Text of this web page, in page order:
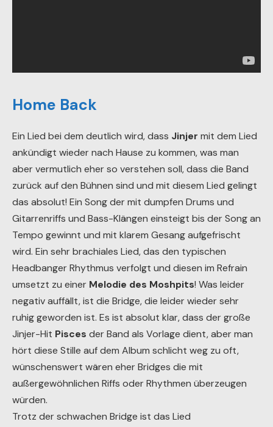
Home Back
Ein Lied bei dem deutlich wird, dass Jinjer mit dem Lied
ankündigt wieder nach Hause zu kommen, was man
aber vermutlich eher so verstehen soll, dass die Band
zurück auf den Bühnen sind und mit diesem Lied gelingt
das absolut! Ein Song der mit dumpfen Drums und
Gitarrenriffs und Bass-Klängen einsteigt bis der Song an
Tempo gewinnt und mit klarem Gesang aufgefrischt
wird. Ein sehr brachiales Lied, das den typischen
Headbanger Rhythmus verfolgt und diesen im Refrain
umsetzt zu einer Melodie des Moshpits! Was leider
negativ auffällt, ist die Bridge, die leider wieder sehr
ruhig geworden ist. Es ist absolut klar, dass der große
Jinjer-Hit Pisces der Band als Vorlage dient, aber man
hört diese Stille auf dem Album schlicht weg zu oft,
wünschenswert wären eher Bridges die mit
außergewöhnlichen Riffs oder Rhythmen überzeugen
würden.
Trotz der schwachen Bridge ist das Lied